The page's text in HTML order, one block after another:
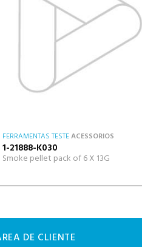
FERRAMENTAS TESTEACESSORIOS
1-21888-K030
Smoke pellet pack of 6 X 13G
DE CLIENTE